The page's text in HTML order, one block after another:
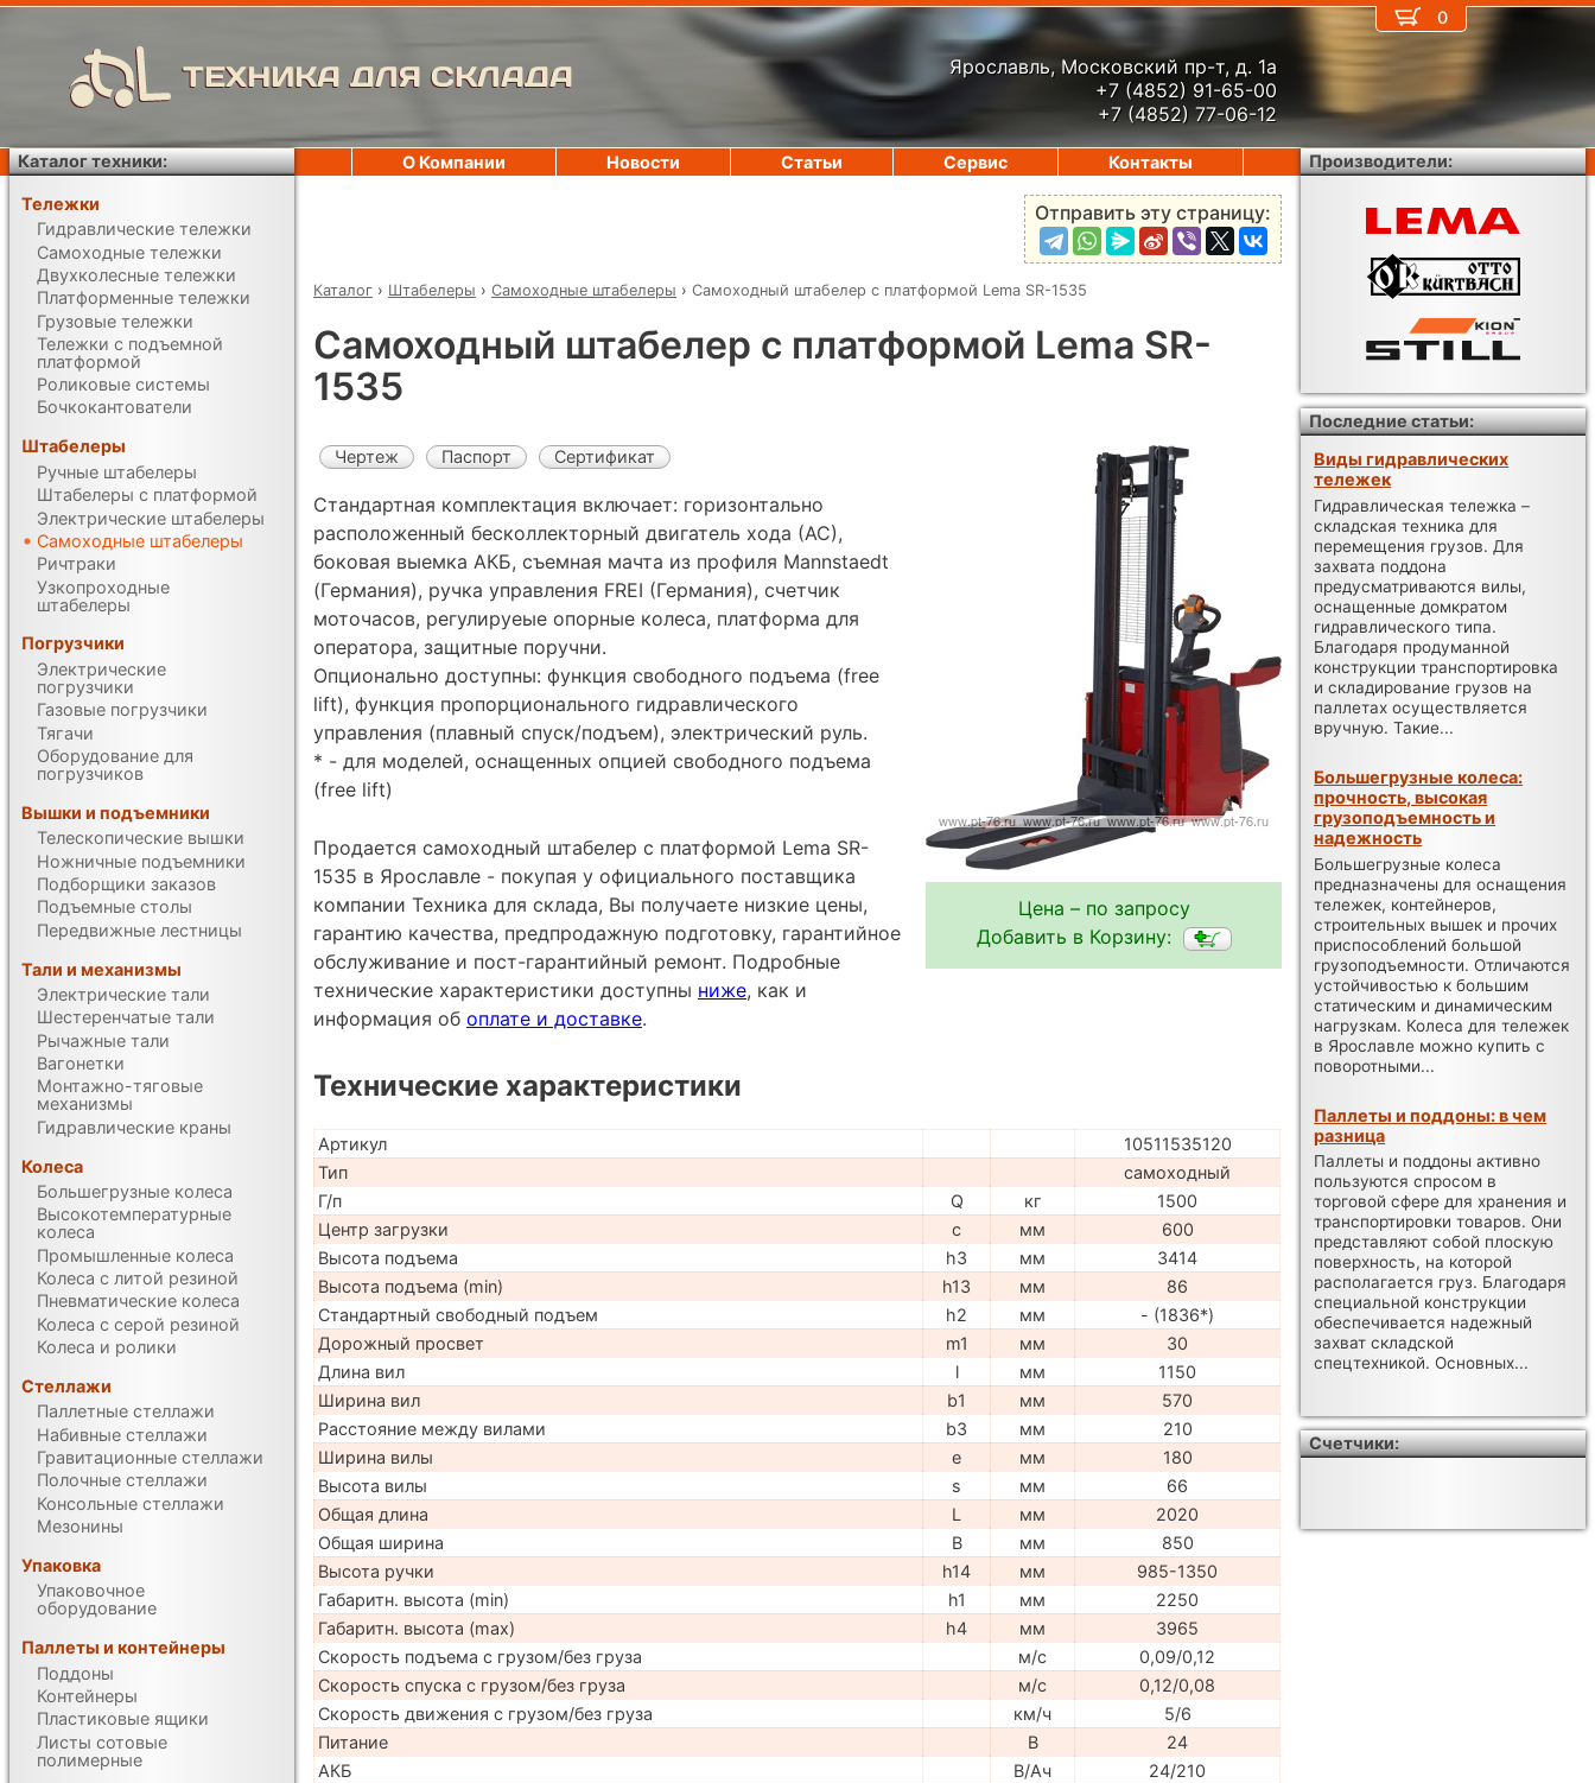
ТЕХНИКА ДЛЯ СКЛАДА
Ярославль, Московский пр-т, д. 1а
+7 (4852) 91-65-00
+7 (4852) 77-06-12
Отправить эту страницу:
Каталог › Штабелеры › Самоходные штабелеры › Самоходный штабелер с платформой Lema SR-1535
Самоходный штабелер с платформой Lema SR-
1535
Цена – по запросу
Добавить в Корзину:
Чертеж Паспорт Сертификат
Стандартная комплектация включает: горизонтально
расположенный бесколлекторный двигатель хода (АС),
боковая выемка АКБ, съемная мачта из профиля Mannstaedt
(Германия), ручка управления FREI (Германия), счетчик
моточасов, регулируеые опорные колеса, платформа для
оператора, защитные поручни.
Опционально доступны: функция свободного подъема (free
lift), функция пропорционального гидравлического
управления (плавный спуск/подъем), электрический руль.
* - для моделей, оснащенных опцией свободного подъема
(free lift)
Продается самоходный штабелер с платформой Lema SR-
1535 в Ярославле - покупая у официального поставщика
компании Техника для склада, Вы получаете низкие цены,
гарантию качества, предпродажную подготовку, гарантийное
обслуживание и пост-гарантийный ремонт. Подробные
технические характеристики доступны ниже, как и
информация об оплате и доставке.
Технические характеристики
Артикул
10511535120
Тип
самоходный
Г/п
Q кг
1500
Центр загрузки
c мм
600
Высота подъема
h3 мм
3414
Высота подъема (min)
h13 мм
86
Стандартный свободный подъем
h2 мм
- (1836*)
Дорожный просвет
m1 мм
30
Длина вил
l мм
1150
Ширина вил
b1 мм
570
Расстояние между вилами
b3 мм
210
Ширина вилы
e мм
180
Высота вилы
s мм
66
Общая длина
L мм
2020
Общая ширина
B мм
850
Высота ручки
h14 мм
985-1350
Габаритн. высота (min)
h1 мм
2250
Габаритн. высота (max)
h4 мм
3965
Скорость подъема с грузом/без груза
м/с
0,09/0,12
Скорость спуска с грузом/без груза
м/с
0,12/0,08
Скорость движения с грузом/без груза
км/ч
5/6
Питание
В
24
АКБ
В/Ач
24/210
0
О Компании Новости Статьи Сервис Контакты
Каталог техники:
Тележки
Гидравлические тележки
Самоходные тележки
Двухколесные тележки
Платформенные тележки
Грузовые тележки
Тележки с подъемной
платформой
Роликовые системы
Бочкокантователи
Штабелеры
Ручные штабелеры
Штабелеры с платформой
Электрические штабелеры
Самоходные штабелеры
Ричтраки
Узкопроходные
штабелеры
Погрузчики
Электрические
погрузчики
Газовые погрузчики
Тягачи
Оборудование для
погрузчиков
Вышки и подъемники
Телескопические вышки
Ножничные подъемники
Подборщики заказов
Подъемные столы
Передвижные лестницы
Тали и механизмы
Электрические тали
Шестеренчатые тали
Рычажные тали
Вагонетки
Монтажно-тяговые
механизмы
Гидравлические краны
Колеса
Большегрузные колеса
Высокотемпературные
колеса
Промышленные колеса
Колеса с литой резиной
Пневматические колеса
Колеса с серой резиной
Колеса и ролики
Стеллажи
Паллетные стеллажи
Набивные стеллажи
Гравитационные стеллажи
Полочные стеллажи
Консольные стеллажи
Мезонины
Упаковка
Упаковочное
оборудование
Паллеты и контейнеры
Поддоны
Контейнеры
Пластиковые ящики
Листы сотовые
полимерные
Производители:
Последние статьи:
Виды гидравлических
тележек
Гидравлическая тележка –
складская техника для
перемещения грузов. Для
захвата поддона
предусматриваются вилы,
оснащенные домкратом
гидравлического типа.
Благодаря продуманной
конструкции транспортировка
и складирование грузов на
паллетах осуществляется
вручную. Такие...
Большегрузные колеса:
прочность, высокая
грузоподъемность и
надежность
Большегрузные колеса
предназначены для оснащения
тележек, контейнеров,
строительных вышек и прочих
приспособлений большой
грузоподъемности. Отличаются
устойчивостью к большим
статическим и динамическим
нагрузкам. Колеса для тележек
в Ярославле можно купить с
поворотными...
Паллеты и поддоны: в чем
разница
Паллеты и поддоны активно
пользуются спросом в
торговой сфере для хранения и
транспортировки товаров. Они
представляют собой плоскую
поверхность, на которой
располагается груз. Благодаря
специальной конструкции
обеспечивается надежный
захват складской
спецтехникой. Основных...
Счетчики: